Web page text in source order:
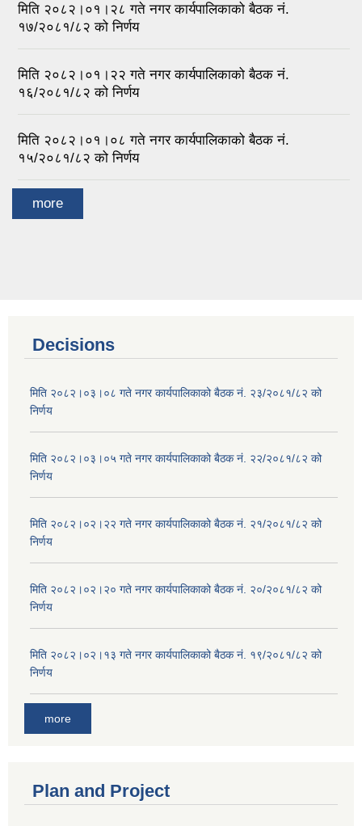
मिति २०८२।०१।२८ गते नगर कार्यपालिकाको बैठक नं.
१७/२०८१/८२ को निर्णय
मिति २०८२।०१।२२ गते नगर कार्यपालिकाको बैठक नं.
१६/२०८१/८२ को निर्णय
मिति २०८२।०१।०८ गते नगर कार्यपालिकाको बैठक नं.
१५/२०८१/८२ को निर्णय
more
Decisions
मिति २०८२।०३।०८ गते नगर कार्यपालिकाको बैठक नं. २३/२०८१/८२ को
निर्णय
मिति २०८२।०३।०५ गते नगर कार्यपालिकाको बैठक नं. २२/२०८१/८२ को
निर्णय
मिति २०८२।०२।२२ गते नगर कार्यपालिकाको बैठक नं. २१/२०८१/८२ को
निर्णय
मिति २०८२।०२।२० गते नगर कार्यपालिकाको बैठक नं. २०/२०८१/८२ को
निर्णय
मिति २०८२।०२।१३ गते नगर कार्यपालिकाको बैठक नं. १९/२०८१/८२ को
निर्णय
more
Plan and Project